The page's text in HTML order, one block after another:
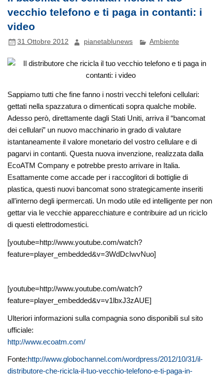
vecchio telefono e ti paga in contanti: i
video
31 Ottobre 2012 pianetablunews Ambiente
Sappiamo tutti che fine fanno i nostri vecchi telefoni cellulari:
gettati nella spazzatura o dimenticati sopra qualche mobile.
Adesso però, direttamente dagli Stati Uniti, arriva il “bancomat
dei cellulari” un nuovo macchinario in grado di valutare
istantaneamente il valore monetario del vostro cellulare e di
pagarvi in contanti. Questa nuova invenzione, realizzata dalla
EcoATM Company e potrebbe presto arrivare in Italia.
Esattamente come accade per i raccoglitori di bottiglie di
plastica, questi nuovi bancomat sono strategicamente inseriti
all’interno degli ipermercati. Un modo utile ed intelligente per non
gettar via le vecchie apparecchiature e contribuire ad un riciclo
di questi elettrodomestici.
[youtube=http://www.youtube.com/watch?
feature=player_embedded&v=3WdDcIwvNuo]
[youtube=http://www.youtube.com/watch?
feature=player_embedded&v=v1lbxJ3zAUE]
Ulteriori informazioni sulla compagnia sono disponibili sul sito
ufficiale:
http://www.ecoatm.com/
Fonte:http://www.globochannel.com/wordpress/2012/10/31/il-
distributore-che-ricicla-il-tuo-vecchio-telefono-e-ti-paga-in-